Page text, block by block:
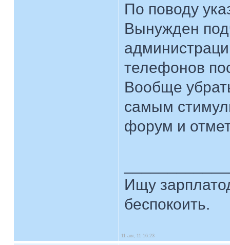
По поводу
Вынужден
телефонов
Вообще
самым
форум и
Ищу
беспокоить.
11 авг, 11 16:23